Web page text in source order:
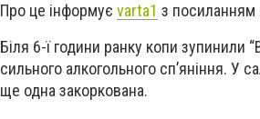
Про це інформує varta1 з посиланням
Біля 6-ї години ранку копи зупинили
сильного алкогольного сп’яніння. У
ще одна закоркована.